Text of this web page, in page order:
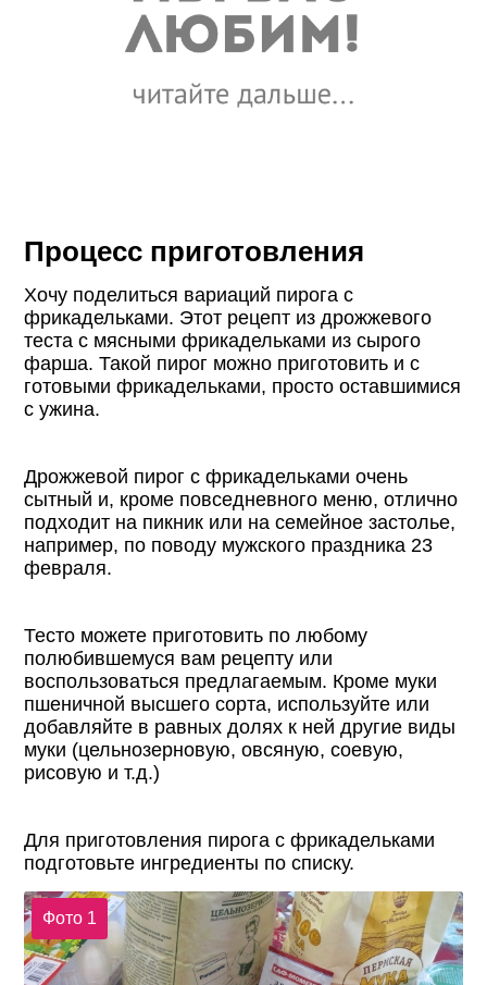
Процесс приготовления
Хочу поделиться вариаций пирога с
фрикадельками. Этот рецепт из дрожжевого
теста с мясными фрикадельками из сырого
фарша. Такой пирог можно приготовить и с
готовыми фрикадельками, просто оставшимися
с ужина.
Дрожжевой пирог с фрикадельками очень
сытный и, кроме повседневного меню, отлично
подходит на пикник или на семейное застолье,
например, по поводу мужского праздника 23
февраля.
Тесто можете приготовить по любому
полюбившемуся вам рецепту или
воспользоваться предлагаемым. Кроме муки
пшеничной высшего сорта, используйте или
добавляйте в равных долях к ней другие виды
муки (цельнозерновую, овсяную, соевую,
рисовую и т.д.)
Для приготовления пирога с фрикадельками
подготовьте ингредиенты по списку.
Фото 1